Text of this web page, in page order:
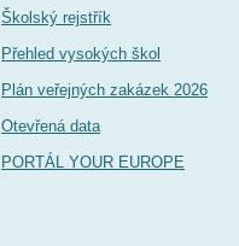
Školský rejstřík
Přehled vysokých škol
Plán veřejných zakázek 2026
Otevřená data
PORTÁL YOUR EUROPE